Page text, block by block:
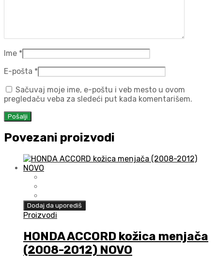
Ime *
E-pošta *
Sačuvaj moje ime, e-poštu i veb mesto u ovom
pregledaču veba za sledeći put kada komentarišem.
Povezani proizvodi
Dodaj da uporediš
Proizvodi
HONDA ACCORD kožica menjača
(2008-2012) NOVO